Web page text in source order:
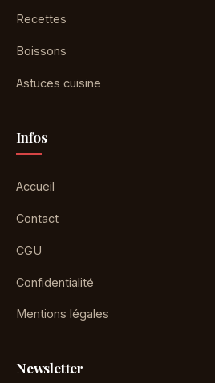
Recettes
Boissons
Astuces cuisine
Infos
Accueil
Contact
CGU
Confidentialité
Mentions légales
Newsletter